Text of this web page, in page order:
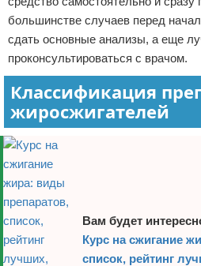
Детский спорт
Зимние виды спорта
Тренировки дома
Спортивное питание
большинстве случаев перед
сдать основные анализы, а еще
проконсультироваться с врачом.
Классификация
жиросжигателей
Вам будет
Курс на сжигание
список, рейтинг